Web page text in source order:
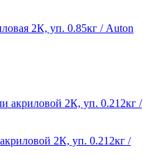
2К, уп. 0.85кг / Auton
2К, уп. 0.212кг /